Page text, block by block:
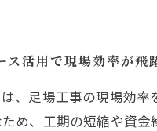
ス活用で現場効率が飛
、足場工事の現場効
め、工期の短縮や資